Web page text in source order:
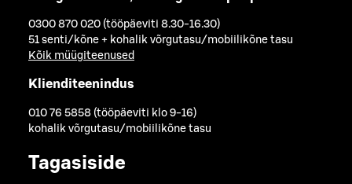
0300 870 020 (tööpäeviti 8.30-16.30)
51 senti/kõne + kohalik võrgutasu/mobiilikõne tasu
Kõik müügiteenused
Klienditeenindus
010 76 5858 (tööpäeviti klo 9-16)
kohalik võrgutasu/mobiilikõne tasu
Tagasiside